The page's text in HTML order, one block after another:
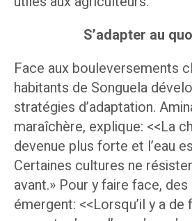
S’adapter au
Face aux bouleversements
habitants de Songuela
stratégies d’adaptation.
maraîchère, explique: <<La
devenue plus forte et l’eau
Certaines cultures ne
avant.» Pour y faire face,
émergent: <<Lorsqu’il y a